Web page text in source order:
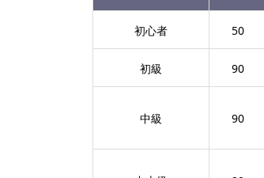
初心者 50
初級 90
中級 90